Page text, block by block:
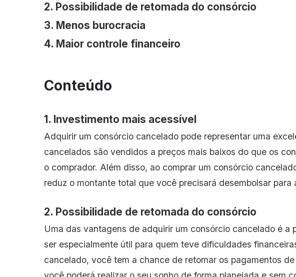
2. Possibilidade de retomada do consórcio
3. Menos burocracia
4. Maior controle financeiro
Conteúdo
1. Investimento mais acessível
Adquirir um consórcio cancelado pode representar uma
cancelados são vendidos a preços mais baixos do que os
o comprador. Além disso, ao comprar um consórcio
reduz o montante total que você precisará desembolsar
2. Possibilidade de retomada do consórcio
Uma das vantagens de adquirir um consórcio cancelado é
ser especialmente útil para quem teve dificuldades
cancelado, você tem a chance de retomar os pagamentos